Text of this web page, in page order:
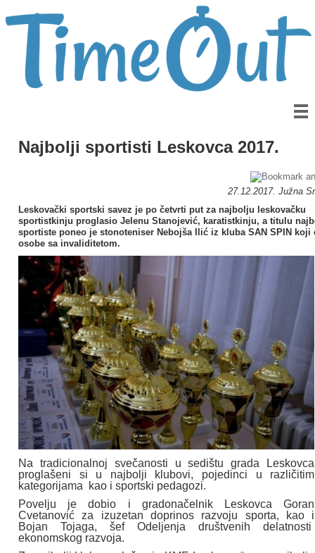
Najbolji sportisti Leskovca 2017.
27.12.2017. Južna
Leskovački sportski savez je po četvrti put za najbolju leskovačku
sportistkinju proglasio Jelenu Stanojević, karatistkinju, a titulu
sportiste poneo je stonoteniser Nebojša Ilić iz kluba SAN SPIN koji
osobe sa invaliditetom.
Na tradicionalnoj svečanosti u sedištu grada Leskovca
proglašeni si u najbolji klubovi, pojedinci u različitim
kategorijama kao i sportski pedagozi.
Povelju je dobio i gradonačelnik Leskovca Goran
Cvetanović za izuzetan doprinos razvoju sporta, kao i
Bojan Tojaga, šef Odeljenja društvenih delatnosti
ekonomskog razvoja.